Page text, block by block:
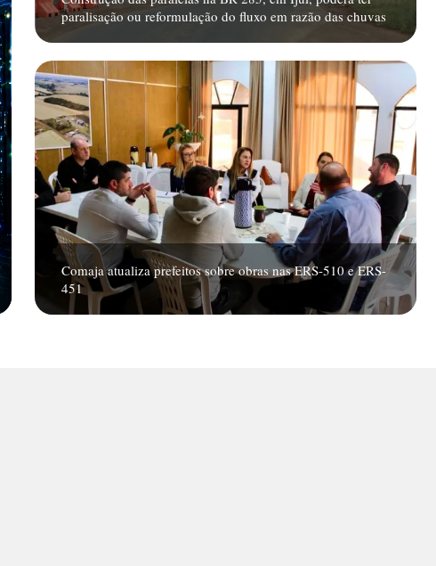
paralisação ou reformulação do fluxo em razão das chuvas
Comaja atualiza prefeitos sobre obras nas ERS-510 e ERS-
451